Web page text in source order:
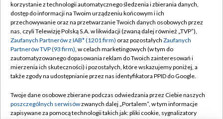
TVP
Abonament TVP
Emisja w TVP
Centrum informacji TVP
Naziemna Telewizja Cyfrowa
Rada Programowa
Regulamin TVP
Polityka prywatności
Moje zgody
Pomoc
Kontakt
korzystanie z technologii automatycznego śledzenia i zbierania danych,
dostęp do informacji na Twoim urządzeniu końcowym i ich
przechowywanie oraz na przetwarzanie Twoich danych osobowych przez
nas, czyli Telewizję Polską S.A. w likwidacji (zwaną dalej również „TVP”),
Zaufanych Partnerów z IAB* (1201 firm) oraz pozostałych Zaufanych
Partnerów TVP (93 firm), w celach marketingowych (w tym do
zautomatyzowanego dopasowania reklam do Twoich zainteresowań i
mierzenia ich skuteczności) i pozostałych, które wskazujemy poniżej, a
także zgody na udostępnianie przez nas identyfikatora PPID do Google.
Twoje dane osobowe zbierane podczas odwiedzania przez Ciebie naszych
poszczególnych serwisówzwanych dalej „Portalem”, w tym informacje
zapisywane za pomocą technologii takich jak: pliki cookie, sygnalizatory